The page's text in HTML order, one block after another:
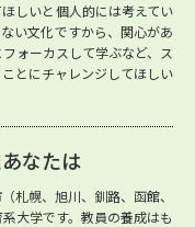
しいと個人的には考えてい
い文化ですから、関心があ
ォーカスして学ぶなど、ス
とにチャレンジしてほしい
なたは
札幌、旭川、釧路、函館、
大学です。教員の養成はも